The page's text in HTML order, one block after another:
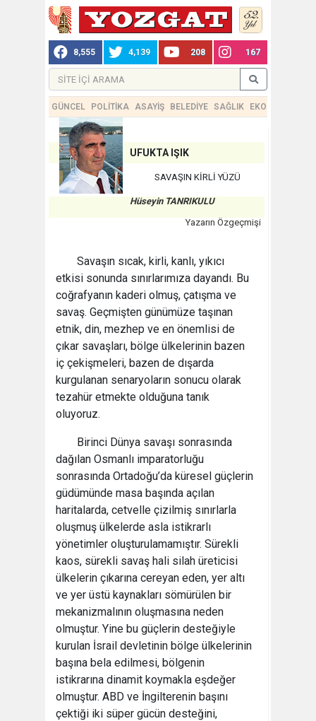
8,555 4,139 208 167
GÜNCEL POLİTİKA ASAYİŞ BELEDİYE SAĞLIK EKONOMİ
UFUKTA IŞIK
SAVAŞIN KİRLİ YÜZÜ
Hüseyin TANRIKULU
Yazarın Özgeçmişi
Savaşın sıcak, kirli, kanlı, yıkıcı
etkisi sonunda sınırlarımıza dayandı. Bu
coğrafyanın kaderi olmuş, çatışma ve
savaş. Geçmişten günümüze taşınan
etnik, din, mezhep ve en önemlisi de
çıkar savaşları, bölge ülkelerinin bazen
iç çekişmeleri, bazen de dışarda
kurgulanan senaryoların sonucu olarak
tezahür etmekte olduğuna tanık
oluyoruz.
Birinci Dünya savaşı sonrasında
dağılan Osmanlı imparatorluğu
sonrasında Ortadoğu’da küresel güçlerin
güdümünde masa başında açılan
haritalarda, cetvelle çizilmiş sınırlarla
oluşmuş ülkelerde asla istikrarlı
yönetimler oluşturulamamıştır. Sürekli
kaos, sürekli savaş hali silah üreticisi
ülkelerin çıkarına cereyan eden, yer altı
ve yer üstü kaynakları sömürülen bir
mekanizmalının oluşmasına neden
olmuştur. Yine bu güçlerin desteğiyle
kurulan İsrail devletinin bölge ülkelerinin
başına bela edilmesi, bölgenin
istikrarına dinamit koymakla eşdeğer
olmuştur. ABD ve İngilterenin başını
çektiği iki süper gücün desteğini,